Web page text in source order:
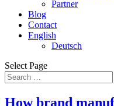
Partner
Blog
Contact
English
Deutsch
Select Page
How brand